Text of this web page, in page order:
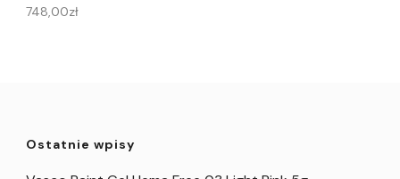
748,00zł
Ostatnie wpisy